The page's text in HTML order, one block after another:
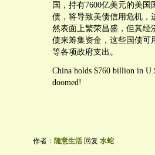
国，持有7600亿美元的美
债，将导致美债信用危机，
然表面上繁荣昌盛，但其经
债来筹集资金，这些国债可
等各项政府支出。
China holds $760 billion in
doomed!
作者： 随意生活 回复 水蛇